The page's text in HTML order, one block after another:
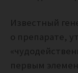
Известный
о препарате,
первым